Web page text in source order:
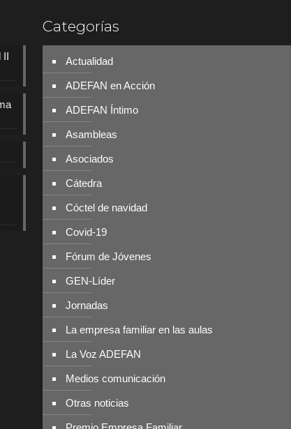
II
Categorías
Actualidad
ADEFAN en Acción
ADEFAN Íntimo
Asambleas
Asociados
Cátedra
Cóctel de navidad
Covid-19
Fórum de Jóvenes
GEN-Líder
Jornadas
La empresa familiar en las aulas
La Voz ADEFAN
Medios comunicación
Otras noticias